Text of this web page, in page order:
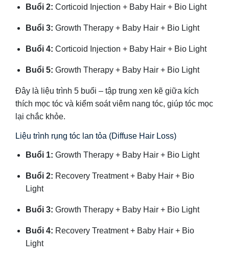
Buổi 2: Corticoid Injection + Baby Hair + Bio Light
Buổi 3: Growth Therapy + Baby Hair + Bio Light
Buổi 4: Corticoid Injection + Baby Hair + Bio Light
Buổi 5: Growth Therapy + Baby Hair + Bio Light
Đây là liệu trình 5 buổi – tập trung xen kẽ giữa kích
thích mọc tóc và kiểm soát viêm nang tóc, giúp tóc mọc
lại chắc khỏe.
Liệu trình rụng tóc lan tỏa (Diffuse Hair Loss)
Buổi 1: Growth Therapy + Baby Hair + Bio Light
Buổi 2: Recovery Treatment + Baby Hair + Bio
Light
Buổi 3: Growth Therapy + Baby Hair + Bio Light
Buổi 4: Recovery Treatment + Baby Hair + Bio
Light